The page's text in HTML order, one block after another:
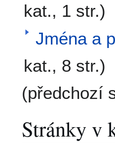
kat., 1 str.)
Jména a
kat., 8 str.)
(předchozí
Stránky v